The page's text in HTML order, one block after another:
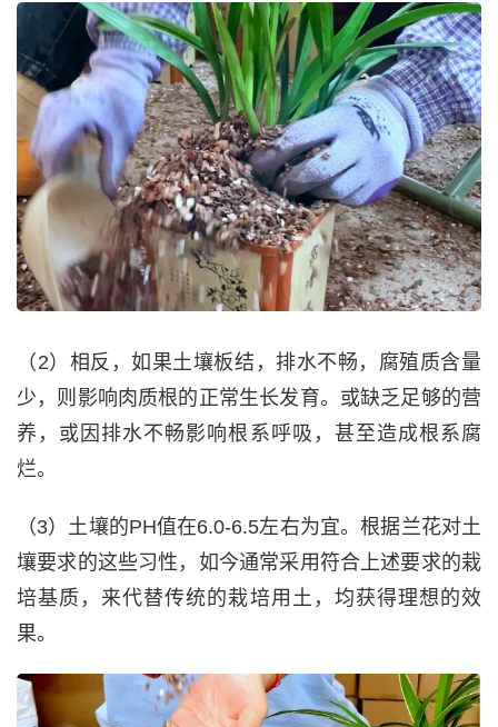
（2）相反，如果土壤板结，排水不畅，腐殖质含量
少，则影响肉质根的正常生长发育。或缺乏足够的营
养，或因排水不畅影响根系呼吸，甚至造成根系腐
烂。
（3）土壤的PH值在6.0-6.5左右为宜。根据兰花对土
壤要求的这些习性，如今通常采用符合上述要求的栽
培基质，来代替传统的栽培用土，均获得理想的效
果。